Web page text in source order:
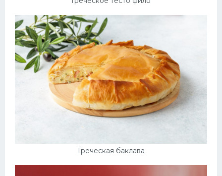
Греческая баклава